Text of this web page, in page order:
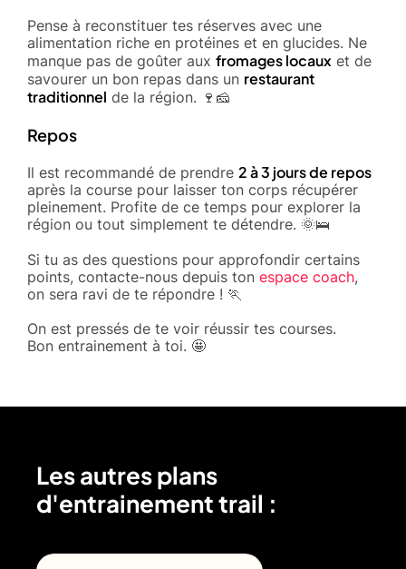
Pense à reconstituer tes réserves avec une
alimentation riche en protéines et en glucides. Ne
manque pas de goûter aux fromages locaux et de
savourer un bon repas dans un restaurant
traditionnel de la région. 🍷🧀
Repos
Il est recommandé de prendre 2 à 3 jours de repos
après la course pour laisser ton corps récupérer
pleinement. Profite de ce temps pour explorer la
région ou tout simplement te détendre. 🌞🛌
Si tu as des questions pour approfondir certains
points, contacte-nous depuis ton espace coach,
on sera ravi de te répondre ! 🏃
On est pressés de te voir réussir tes courses.
Bon entrainement à toi. 🤩
Les autres plans
d'entrainement trail :